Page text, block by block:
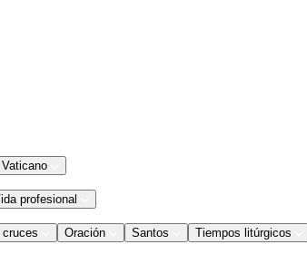
Vaticano
profesional
cruces Oración Santos Tiempos litúrgicos